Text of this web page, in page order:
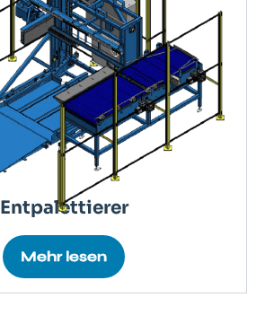
Entpalettierer
Mehr lesen